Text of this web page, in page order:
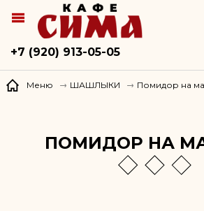
+7 (920) 913-05-05
Меню ШАШЛЫКИ Помидор на
ПОМИДОР НА